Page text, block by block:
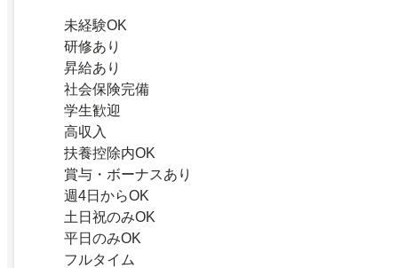
未経験OK
研修あり
昇給あり
社会保険完備
学生歓迎
高収入
扶養控除内OK
賞与・ボーナスあり
週4日からOK
土日祝のみOK
平日のみOK
フルタイム